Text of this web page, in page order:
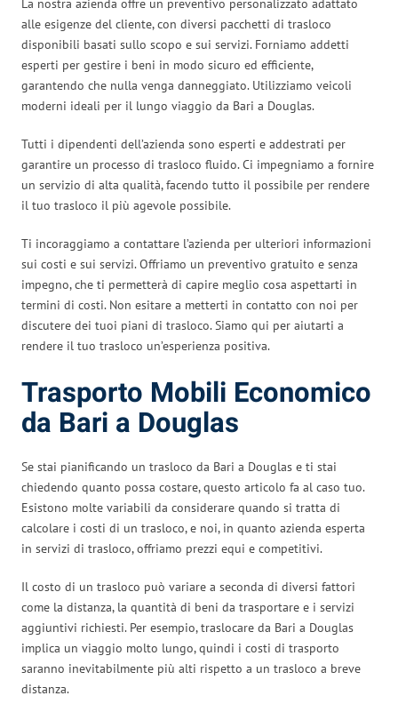
La nostra azienda offre un preventivo personalizzato adattato
alle esigenze del cliente, con diversi pacchetti di trasloco
disponibili basati sullo scopo e sui servizi. Forniamo addetti
esperti per gestire i beni in modo sicuro ed efficiente,
garantendo che nulla venga danneggiato. Utilizziamo veicoli
moderni ideali per il lungo viaggio da Bari a Douglas.
Tutti i dipendenti dell’azienda sono esperti e addestrati per
garantire un processo di trasloco fluido. Ci impegniamo a fornire
un servizio di alta qualità, facendo tutto il possibile per rendere
il tuo trasloco il più agevole possibile.
Ti incoraggiamo a contattare l’azienda per ulteriori informazioni
sui costi e sui servizi. Offriamo un preventivo gratuito e senza
impegno, che ti permetterà di capire meglio cosa aspettarti in
termini di costi. Non esitare a metterti in contatto con noi per
discutere dei tuoi piani di trasloco. Siamo qui per aiutarti a
rendere il tuo trasloco un’esperienza positiva.
Trasporto Mobili Economico
da Bari a Douglas
Se stai pianificando un trasloco da Bari a Douglas e ti stai
chiedendo quanto possa costare, questo articolo fa al caso tuo.
Esistono molte variabili da considerare quando si tratta di
calcolare i costi di un trasloco, e noi, in quanto azienda esperta
in servizi di trasloco, offriamo prezzi equi e competitivi.
Il costo di un trasloco può variare a seconda di diversi fattori
come la distanza, la quantità di beni da trasportare e i servizi
aggiuntivi richiesti. Per esempio, traslocare da Bari a Douglas
implica un viaggio molto lungo, quindi i costi di trasporto
saranno inevitabilmente più alti rispetto a un trasloco a breve
distanza.